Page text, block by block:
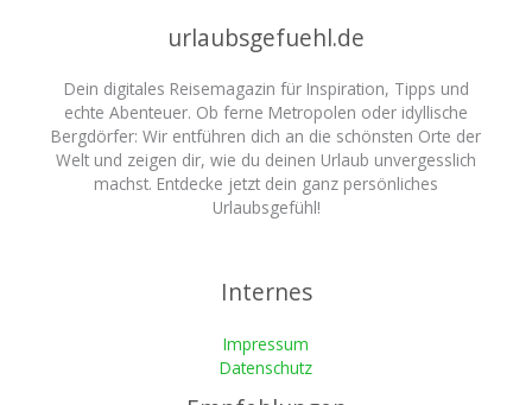
urlaubsgefuehl.de
Dein digitales Reisemagazin für Inspiration, Tipps und
echte Abenteuer. Ob ferne Metropolen oder idyllische
Bergdörfer: Wir entführen dich an die schönsten Orte der
Welt und zeigen dir, wie du deinen Urlaub unvergesslich
machst. Entdecke jetzt dein ganz persönliches
Urlaubsgefühl!
Internes
Impressum
Datenschutz